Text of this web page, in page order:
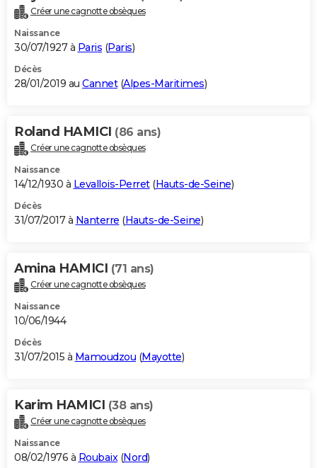
Créer une cagnotte obsèques
Naissance
30/07/1927 à Paris (Paris)
Décès
28/01/2019 au Cannet(Alpes-Maritimes)
Roland HAMICI (86 ans)
Créer une cagnotte obsèques
Naissance
14/12/1930 à Levallois-Perret(Hauts-de-Seine)
Décès
31/07/2017 à Nanterre (Hauts-de-Seine)
Amina HAMICI (71 ans)
Créer une cagnotte obsèques
Naissance
10/06/1944
Décès
31/07/2015 à Mamoudzou (Mayotte)
Karim HAMICI (38 ans)
Créer une cagnotte obsèques
Naissance
08/02/1976 à Roubaix(Nord)